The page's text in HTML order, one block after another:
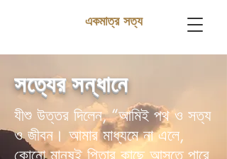
একমাত্র সত্য
সত্যের সন্ধানে
যীশু উত্তর দিলেন, “আমিই পথ ও সত্য
ও জীবন। আমার মাধ্যমে না এলে,
কোনো মানুষই পিতার কাছে আসতে পারে